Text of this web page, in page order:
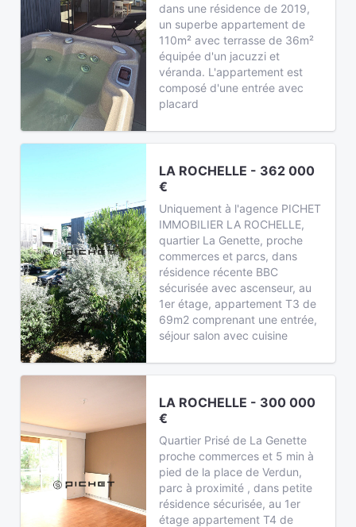
dans une résidence de 2019,
un superbe appartement de
110m² avec terrasse de 36m²
équipée d'un jacuzzi et
véranda. L'appartement est
composé d'une entrée avec
placard
LA ROCHELLE - 362 000
€
Uniquement à l'agence PICHET
IMMOBILIER LA ROCHELLE,
quartier La Genette, proche
commerces et parcs, dans
résidence récente BBC
sécurisée avec ascenseur, au
1er étage, appartement T3 de
69m2 comprenant une entrée,
séjour salon avec cuisine
LA ROCHELLE - 300 000
€
Quartier Prisé de La Genette
proche commerces et 5 min à
pied de la place de Verdun,
parc à proximité , dans petite
résidence sécurisée, au 1er
étage appartement T4 de